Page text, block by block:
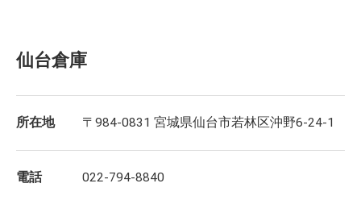
仙台倉庫
所在地 〒984-0831 宮城県仙台市若林区沖野6-24-1
電話 022-794-8840